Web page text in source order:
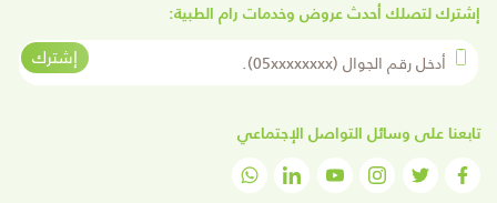
إشترك لتصلك أحدث عروض وخدمات رام الطبية:
أدخل رقم الجوال
إشترك
تابعنا على وسائل التواصل الإجتماعي